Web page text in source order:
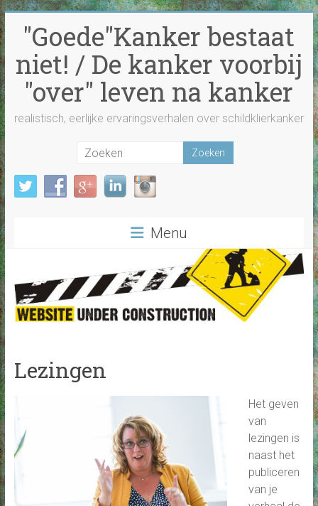
Ga
naar
inhoud"Goede"Kanker bestaat
niet! / De kanker voorbij
"over" leven na kanker
realistisch, eerlijke ervaringsverhalen over schildklierkanker
Menu
Lezingen
Het geven
van
lezingen is
naast het
publiceren
van je